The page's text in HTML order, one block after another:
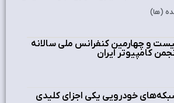
(ها)
و چهارمین کنفرانس ملی سالانه
کامپیوتر ایران
خودرويي يکي اجزاي کليدي